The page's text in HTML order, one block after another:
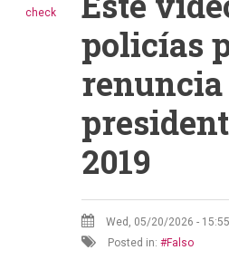
check
policías
renuncia
2019
Wed, 05/20/2026 - 15:55
Posted in:
Falso